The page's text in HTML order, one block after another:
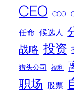
CEO COO
任命 候选人
战略 投资
猎头公司 福利
职场 股票